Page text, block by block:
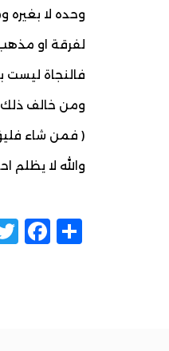
وحده لا بغيره
لفرقة او مذهب
فالنجاة ليست
ومن خالف ذلك
( فمن شاء
والله لا يظلم